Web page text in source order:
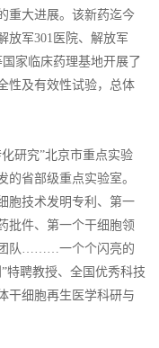
重大进展。该新药迄今
放军301医院、解放军
家临床药理基地开展了
性及有效性试验，总体
研究”北京市重点实验
的省部级重点实验室。
胞技术发明专利、第一
批件、第一个干细胞领
团队………一个个闪亮的
特聘教授、全国优秀科技
干细胞再生医学科研与